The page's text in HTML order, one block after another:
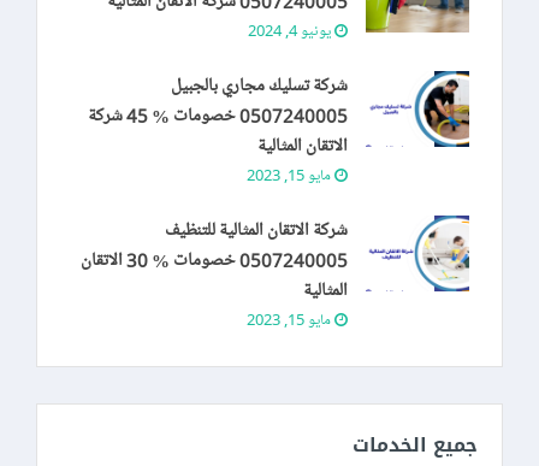
يونيو 4, 2024
شركة تسليك مجاري بالجبيل
0507240005 خصومات % 45 شركة
الاتقان المثالية
مايو 15, 2023
شركة الاتقان المثالية للتنظيف
0507240005 خصومات % 30 الاتقان
المثالية
مايو 15, 2023
جميع الخدمات